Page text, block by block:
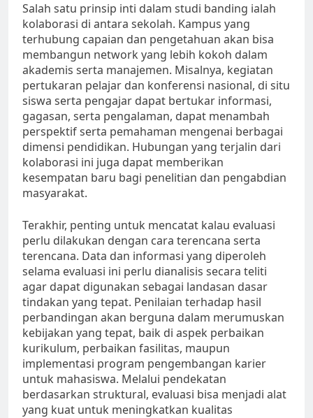
Salah satu prinsip inti dalam studi banding ialah
kolaborasi di antara sekolah. Kampus yang
terhubung capaian dan pengetahuan akan bisa
membangun network yang lebih kokoh dalam
akademis serta manajemen. Misalnya, kegiatan
pertukaran pelajar dan konferensi nasional, di situ
siswa serta pengajar dapat bertukar informasi,
gagasan, serta pengalaman, dapat menambah
perspektif serta pemahaman mengenai berbagai
dimensi pendidikan. Hubungan yang terjalin dari
kolaborasi ini juga dapat memberikan
kesempatan baru bagi penelitian dan pengabdian
masyarakat.
Terakhir, penting untuk mencatat kalau evaluasi
perlu dilakukan dengan cara terencana serta
terencana. Data dan informasi yang diperoleh
selama evaluasi ini perlu dianalisis secara teliti
agar dapat digunakan sebagai landasan dasar
tindakan yang tepat. Penilaian terhadap hasil
perbandingan akan berguna dalam merumuskan
kebijakan yang tepat, baik di aspek perbaikan
kurikulum, perbaikan fasilitas, maupun
implementasi program pengembangan karier
untuk mahasiswa. Melalui pendekatan
berdasarkan struktural, evaluasi bisa menjadi alat
yang kuat untuk meningkatkan kualitas